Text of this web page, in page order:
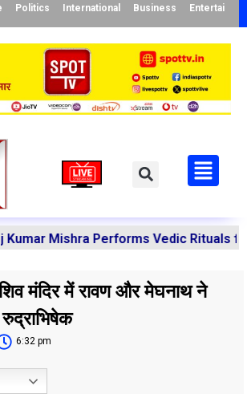
Politics International Business
Performs Vedic Rituals for the
मंदिर में रावण और मेघनाथ ने
6:32 pm